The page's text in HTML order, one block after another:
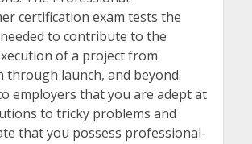
certification exam tests the
to contribute to the
of a project from
through launch, and beyond.
employers that you are adept at
to tricky problems and
that you possess professional-